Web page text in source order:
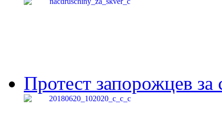
Протест запорожцев за